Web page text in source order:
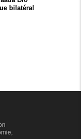
bilatéral